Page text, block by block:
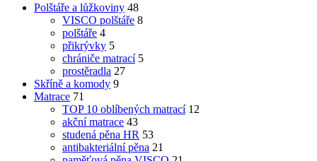
Polštáře a lůžkoviny 48
VISCO polštáře 8
polštáře 4
přikrývky 5
chrániče matrací 5
prostěradla 27
Skříně a komody 9
Matrace 71
TOP 10 oblíbených matrací 12
akční matrace 43
studená pěna HR 53
antibakteriální pěna 21